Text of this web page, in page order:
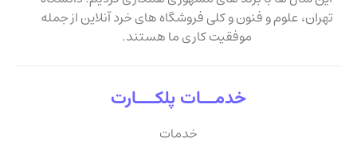
تهران، علوم و فنون و کلی فروشگاه های خرد آنلاین از جمله
موفقیت کاری ما هستند.
خدمـــات پلکــــارت
خدمات